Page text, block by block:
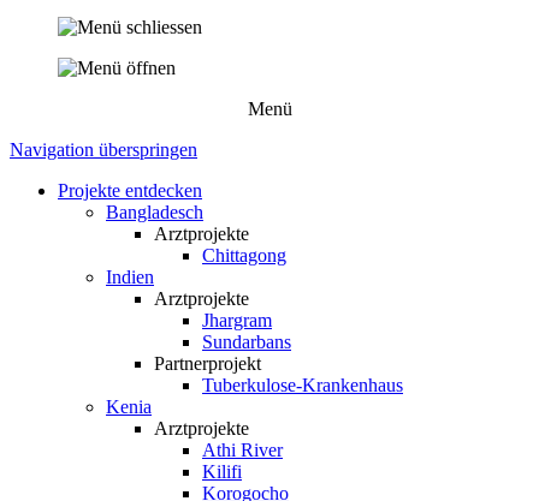
Menü
Navigation überspringen
Projekte entdecken
Bangladesch
Arztprojekte
Chittagong
Indien
Arztprojekte
Jhargram
Sundarbans
Partnerprojekt
Tuberkulose-Krankenhaus
Kenia
Arztprojekte
Athi River
Kilifi
Korogocho